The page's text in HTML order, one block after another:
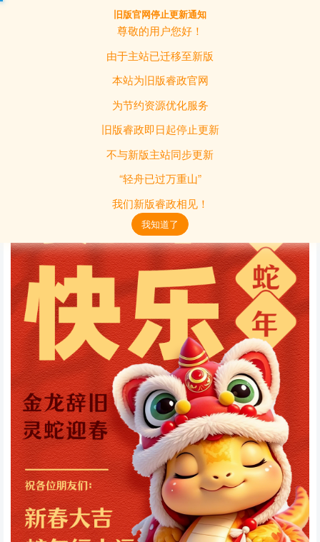
旧版官网停止更新通知
尊敬的用户您好！
由于主站已迁移至新版
本站为旧版睿政官网
为节约资源优化服务
旧版睿政即日起停止更新
不与新版主站同步更新
“轻舟已过万重山”
我们新版睿政相见！
我知道了